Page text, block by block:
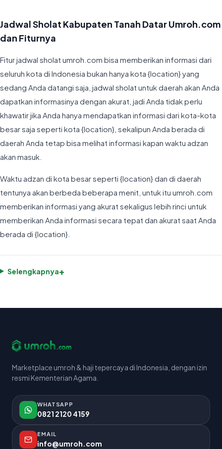
Jadwal Sholat Kabupaten Tanah Datar Umroh.com
dan Fiturnya
Fitur jadwal sholat umroh.com bisa memberikan informasi dari
seluruh kota di Indonesia bukan hanya kota {location} yang
sedang Anda datangi saja, jadwal sholat untuk daerah akan Anda
dapatkan informasinya dengan akurat, jadi Anda tidak perlu
khawatir jika Anda hanya mendapatkan informasi dari kota-kota
besar saja seperti kota {location}, sekalipun Anda berada di
daerah Anda tetap bisa melihat informasi kapan waktu adzan
akan masuk.
Waktu adzan di kota besar seperti {location} dan di daerah
tentunya akan berbeda beberapa menit, untuk itu umroh.com
memberikan informasi yang akurat sekaligus lebih rinci untuk
memberikan Anda informasi secara tepat dan akurat saat Anda
berada di {location}.
Selengkapnya+
Marketplace umroh & haji tepercaya di Indonesia, dengan izin
resmi Kementerian Agama.
WHATSAPP
0821 2120 4159
EMAIL
info@umroh.com